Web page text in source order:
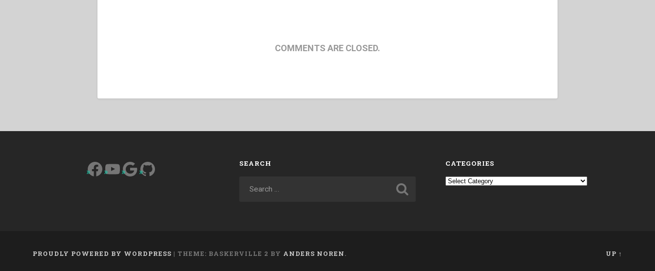
COMMENTS ARE CLOSED.
Facebook
YouTube
Google
GitHub SEARCH CATEGORIES
Categories
PROUDLY POWERED BY WORDPRESS | THEME: BASKERVILLE 2 BY ANDERS NOREN. UP ↑